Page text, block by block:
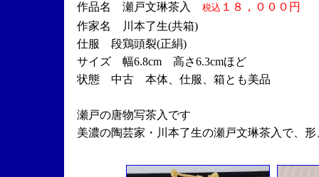
作品名 瀬戸文琳茶入 税込 １８，０００円
作家名 川本了生(共箱)
仕服 段鶏頭裂(正絹)
サイズ 幅6.8cm 高さ6.3cmほど
状態 中古 本体、仕服、箱とも美品
瀬戸の唐物写茶入です
美濃の陶芸家・川本了生の瀬戸文琳茶入で、